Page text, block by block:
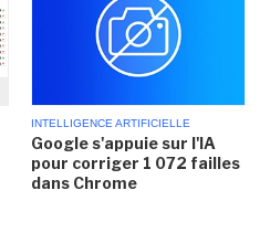
INTELLIGENCE ARTIFICIELLE
Google s'appuie sur l'IA
pour corriger 1 072 failles
dans Chrome